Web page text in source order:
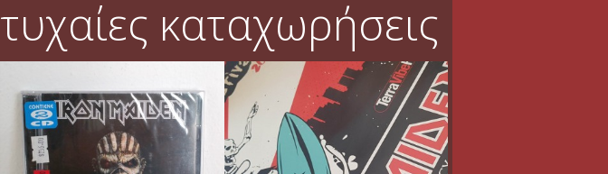
τυχαίες καταχωρήσεις